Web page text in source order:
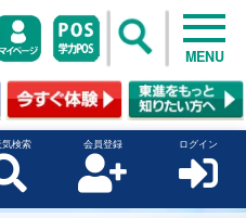
MENU
気検索 会員登録 ログイン